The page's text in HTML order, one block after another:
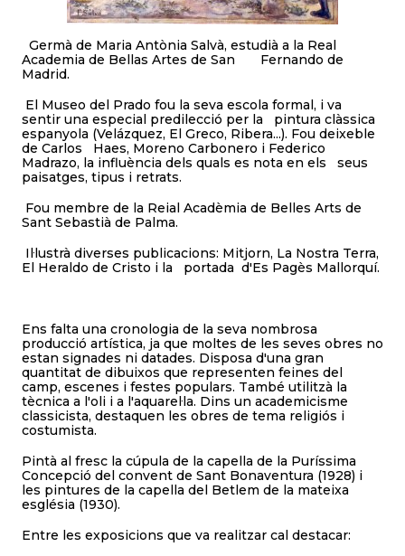
Germà de Maria Antònia Salvà, estudià a la Real
Academia de Bellas Artes de San Fernando de
Madrid.
El Museo del Prado fou la seva escola formal, i va
sentir una especial predilecció per la pintura clàssica
espanyola (Velázquez, El Greco, Ribera...). Fou deixeble
de Carlos Haes, Moreno Carbonero i Federico
Madrazo, la influència dels quals es nota en els seus
paisatges, tipus i retrats.
Fou membre de la Reial Acadèmia de Belles Arts de
Sant Sebastià de Palma.
Il·lustrà diverses publicacions: Mitjorn, La Nostra Terra,
El Heraldo de Cristo i la portada d'Es Pagès Mallorquí.
Ens falta una cronologia de la seva nombrosa
producció artística, ja que moltes de les seves obres no
estan signades ni datades. Disposa d'una gran
quantitat de dibuixos que representen feines del
camp, escenes i festes populars. També utilitzà la
tècnica a l'oli i a l'aquarel·la. Dins un academicisme
classicista, destaquen les obres de tema religiós i
costumista.
Pintà al fresc la cúpula de la capella de la Puríssima
Concepció del convent de Sant Bonaventura (1928) i
les pintures de la capella del Betlem de la mateixa
església (1930).
Entre les exposicions que va realitzar cal destacar: